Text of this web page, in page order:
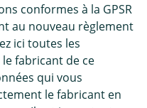
conformes à la GPSR
au nouveau règlement
ici toutes les
fabricant de ce
qui vous
le fabricant en